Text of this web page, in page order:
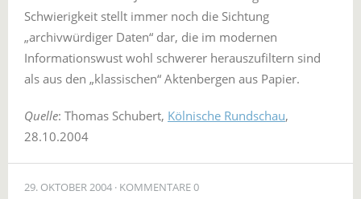
Schwierigkeit stellt immer noch die Sichtung
„archivwürdiger Daten“ dar, die im modernen
Informationswust wohl schwerer herauszufiltern sind
als aus den „klassischen“ Aktenbergen aus Papier.
Quelle: Thomas Schubert, Kölnische Rundschau,
28.10.2004
29. OKTOBER 2004 KOMMENTARE 0